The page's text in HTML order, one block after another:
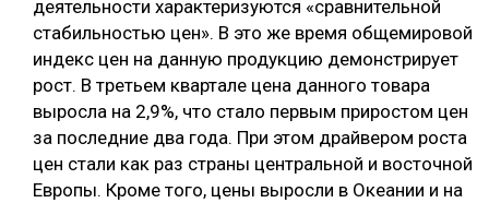
деятельности характеризуются «сравнительной
стабильностью цен». В это же время общемировой
индекс цен на данную продукцию демонстрирует
рост. В третьем квартале цена данного товара
выросла на 2,9%, что стало первым приростом цен
за последние два года. При этом драйвером роста
цен стали как раз страны центральной и восточной
Европы. Кроме того, цены выросли в Океании и на